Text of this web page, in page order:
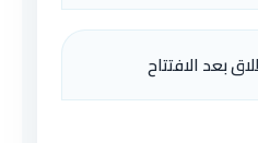
بعد الافتتاح